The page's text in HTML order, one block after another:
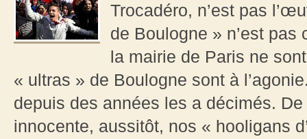
Trocadéro, n’est pas
de Boulogne » n’est
la mairie de Paris ne
« ultras » de Boulogne sont à
depuis des années les a décimés.
innocente, aussitôt, nos « hooligans